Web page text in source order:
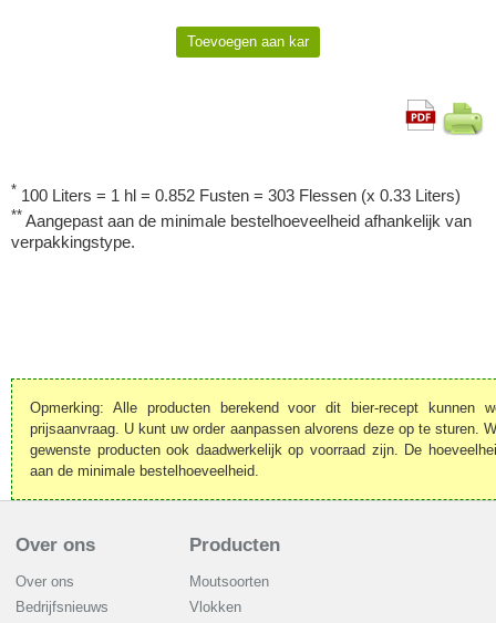
* 100 Liters = 1 hl = 0.852 Fusten = 303 Flessen (x 0.33 Liters)
** Aangepast aan de minimale bestelhoeveelheid afhankelijk van
verpakkingstype.
Opmerking: Alle producten berekend voor dit bier-recept kunnen
prijsaanvraag. U kunt uw order aanpassen alvorens deze op te sturen.
gewenste producten ook daadwerkelijk op voorraad zijn. De
aan de minimale bestelhoeveelheid.
Over ons
Over ons
Bedrijfsnieuws
Producten
Moutsoorten
Vlokken